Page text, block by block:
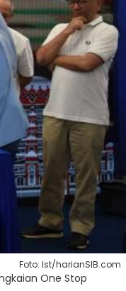
Foto: Ist/harianSIB.com
One Stop